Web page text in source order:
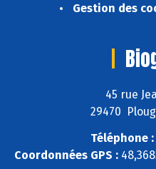
Gestion des
45 rue
29470
Téléphone :
Coordonnées GPS :